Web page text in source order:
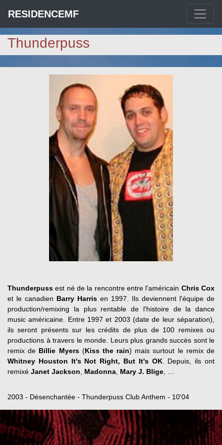
RESIDENCEMF
Thunderpuss
Thunderpuss est né de la rencontre entre l'américain Chris Cox
et le canadien Barry Harris en 1997. Ils deviennent l'équipe de
production/remixing la plus rentable de l'histoire de la dance
music américaine. Entre 1997 et 2003 (date de leur séparation),
ils seront présents sur les crédits de plus de 100 remixes ou
productions à travers le monde. Leurs plus grands succès sont le
remix de Billie Myers(Kiss the rain) mais surtout le remix de
Whitney Houston It's Not Right, But It's OK. Depuis, ils ont
remixé Janet Jackson Madonna Mary J. Blige
2003 - Désenchantée - Thunderpuss Club Anthem - 10'04